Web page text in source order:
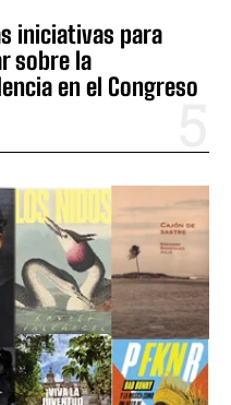
iniciativas para
sobre la
en el Congreso